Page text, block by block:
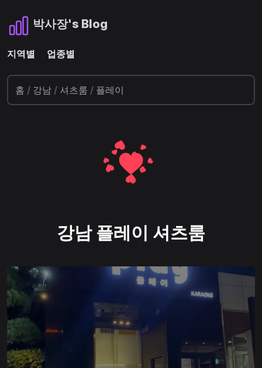
박사장's Blog
지역별 업종별
홈 / 강남 / 셔츠룸 / 플레이
강남 플레이 셔츠룸